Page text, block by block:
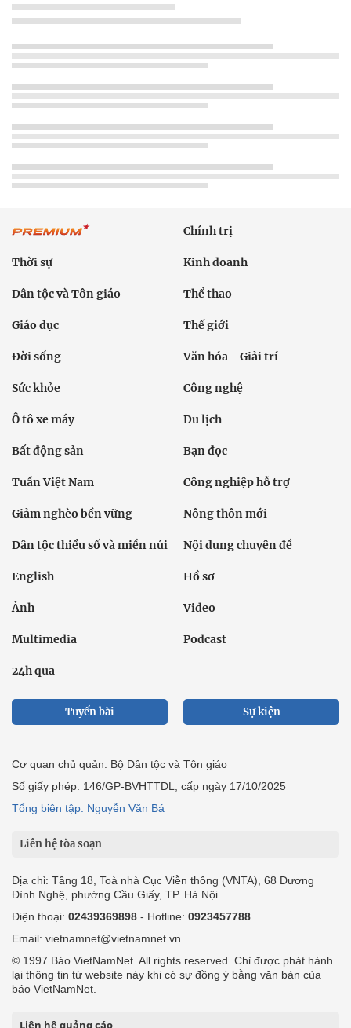
Chính trị
Thời sự Kinh doanh
Dân tộc và Tôn giáo Thể thao
Giáo dục Thế giới
Đời sống Văn hóa - Giải trí
Sức khỏe Công nghệ
Ô tô xe máy Du lịch
Bất động sản Bạn đọc
Tuần Việt Nam Công nghiệp hỗ trợ
Giảm nghèo bền vững Nông thôn mới
Dân tộc thiểu số và miền núi Nội dung chuyên đề
English Hồ sơ
Ảnh Video
Multimedia Podcast
24h qua
Tuyến bài Sự kiện
Cơ quan chủ quản: Bộ Dân tộc và Tôn giáo
Số giấy phép: 146/GP-BVHTTDL, cấp ngày 17/10/2025
Tổng biên tập: Nguyễn Văn Bá
Liên hệ tòa soạn
Địa chỉ: Tầng 18, Toà nhà Cục Viễn thông (VNTA), 68 Dương
Đình Nghệ, phường Cầu Giấy, TP. Hà Nội.
Điện thoại: 02439369898 - Hotline: 0923457788
Email: vietnamnet@vietnamnet.vn
© 1997 Báo VietNamNet. All rights reserved. Chỉ được phát hành
lại thông tin từ website này khi có sự đồng ý bằng văn bản của
báo VietNamNet.
Liên hệ quảng cáo